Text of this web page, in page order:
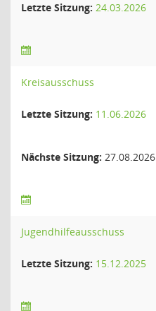
Letzte Sitzung: 24.03.2026
Kreisausschuss
Letzte Sitzung: 11.06.2026
Nächste Sitzung: 27.08.2026
Jugendhilfeausschuss
Letzte Sitzung: 15.12.2025